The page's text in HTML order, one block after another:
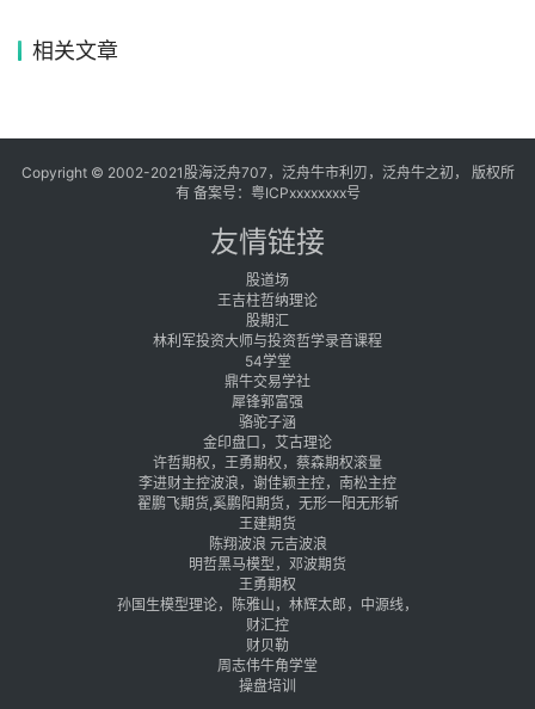
相关文章
Copyright © 2002-2021股海泛舟707，泛舟牛市利刃，泛舟牛之初， 版权所
有 备案号： 粤ICPxxxxxxxx号
友情链接
股道场
王吉柱哲纳理论
股期汇
林利军投资大师与投资哲学录音课程
54学堂
鼎牛交易学社
犀锋郭富强
骆驼子涵
金印盘口，艾古理论
许哲期权，王勇期权，蔡森期权滚量
李进财主控波浪，谢佳颖主控，南松主控
翟鹏飞期货,奚鹏阳期货，无形一阳无形斩
王建期货
陈翔波浪 元吉波浪
明哲黑马模型，邓波期货
王勇期权
孙国生模型理论，陈雅山，林辉太郎，中源线，
财汇控
财贝勒
周志伟牛角学堂
操盘培训